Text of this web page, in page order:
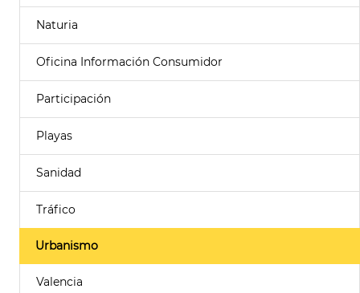
Naturia
Oficina Información Consumidor
Participación
Playas
Sanidad
Tráfico
Urbanismo
Valencia